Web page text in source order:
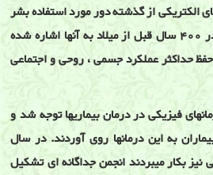
الکتريکی از گذشته دور مورد استفاده بشر
بوده و در نوشته های بقراط در 400 سال قبل از ميلاد به آنها اشاره شده
حداکثر عملکرد جسمی ، روحی و اجتماعی
فيزيکی در درمان بيماريها توجه شد و
به اين درمانها روی آوردند. در سال
نيز بکار ميبردند انجمن جداگانه ای تشکيل